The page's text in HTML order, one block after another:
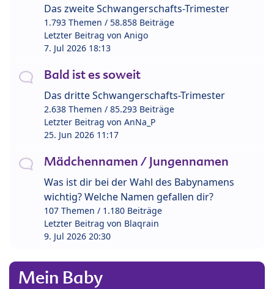
Das zweite Schwangerschafts-Trimester
1.793 Themen / 58.858 Beiträge
Letzter Beitrag von Anigo
7. Jul 2026 18:13
Bald ist es soweit
Das dritte Schwangerschafts-Trimester
2.638 Themen / 85.293 Beiträge
Letzter Beitrag von AnNa_P
25. Jun 2026 11:17
Mädchennamen / Jungennamen
Was ist dir bei der Wahl des Babynamens
wichtig? Welche Namen gefallen dir?
107 Themen / 1.180 Beiträge
Letzter Beitrag von Blaqrain
9. Jul 2026 20:30
Mein Baby